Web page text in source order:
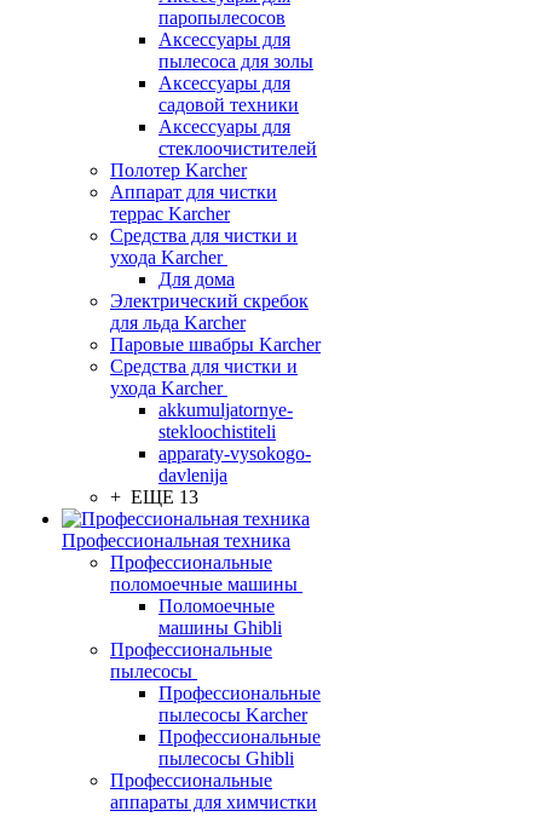
паропылесосов
Аксессуары для
пылесоса для золы
Аксессуары для
садовой техники
Аксессуары для
стеклоочистителей
Полотер Karcher
Аппарат для чистки
террас Karcher
Средства для чистки и
ухода Karcher
Для дома
Электрический скребок
для льда Karcher
Паровые швабры Karcher
Средства для чистки и
ухода Karcher
akkumuljatornye-
stekloochistiteli
apparaty-vysokogo-
davlenija
+ ЕЩЕ 13
Профессиональная техника
Профессиональные
поломоечные машины
Поломоечные
машины Ghibli
Профессиональные
пылесосы
Профессиональные
пылесосы Karcher
Профессиональные
пылесосы Ghibli
Профессиональные
аппараты для химчистки